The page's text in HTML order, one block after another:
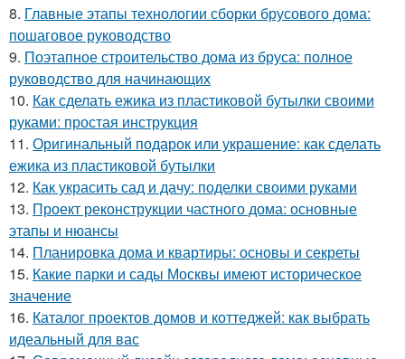
8. Главные этапы технологии сборки брусового дома:
пошаговое руководство
9. Поэтапное строительство дома из бруса: полное
руководство для начинающих
10. Как сделать ежика из пластиковой бутылки своими
руками: простая инструкция
11. Оригинальный подарок или украшение: как сделать
ежика из пластиковой бутылки
12. Как украсить сад и дачу: поделки своими руками
13. Проект реконструкции частного дома: основные
этапы и нюансы
14. Планировка дома и квартиры: основы и секреты
15. Какие парки и сады Москвы имеют историческое
значение
16. Каталог проектов домов и коттеджей: как выбрать
идеальный для вас